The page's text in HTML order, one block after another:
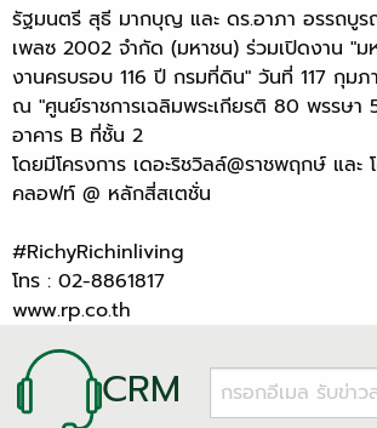
รัฐมนตรี สุธี มากบุญ และ ดร.อาภา อรรถบู
เพลซ 2002 จำกัด (มหาชน) ร่วมเปิดงาน "ม
งานครบรอบ 116 ปี กรมที่ดิน" วันที่ 117 กุม
ณ "ศูนย์ราชการเฉลิมพระเกียรติ 80 พรรษา
อาคาร B ที่ชั้น 2
โดยมีโครงการ เดอะริชวิลล์@ราชพฤกษ์ และ
คลอฟท์ @ หลักสี่สเตชั่น
#RichyRichinliving
โทร : 02-8861817
www.rp.co.th
CRM